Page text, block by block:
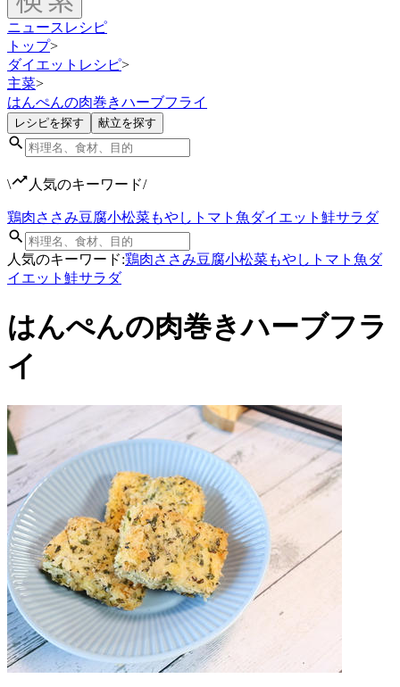
ニュース レシピ
トップ>
ダイエットレシピ>
主菜>
はんぺんの肉巻きハーブフライ
レシピを探す 献立を探す
\ 人気のキーワード/
鶏肉ささみ豆腐小松菜もやし トマト 魚ダイエット 鮭サラダ
人気のキーワード:鶏肉ささみ豆腐小松菜もやし トマト 魚ダ
イエット 鮭サラダ
はんぺんの肉巻きハーブフラ
イ